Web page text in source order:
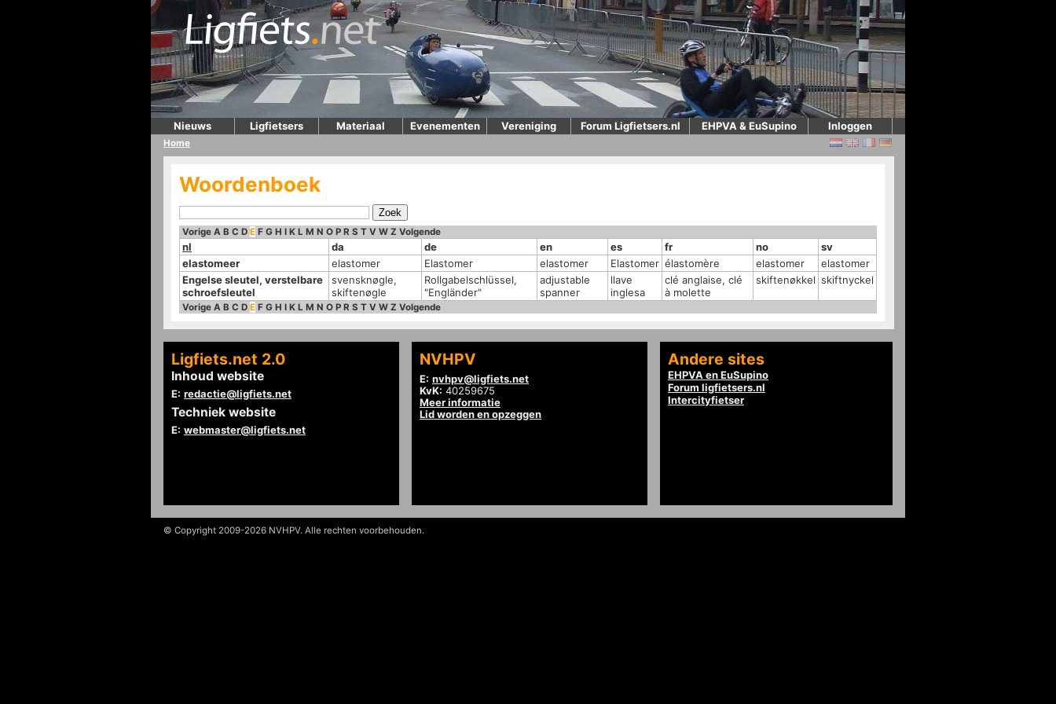
Nieuws Ligfietsers Materiaal Evenementen Vereniging Forum Ligfietsers.nl EHPVA & EuSupino Inloggen
Home
Woordenboek
Vorige A B C D E F G H I K L M N O P R S T V W Z Volgende
nl da de en es fr no
sv
elastomeer
elastomer Elastomer elastomer Elastomer élastomère elastomer
elastomer
Engelse sleutel, verstelbare
schroefsleutel
svensknøgle,
skiftenøgle
Rollgabelschlüssel,
"Engländer"
adjustable
spanner
llave
inglesa
clé anglaise, clé
à molette
skiftenøkkel skiftnyckel
Vorige A B C D E F G H I K L M N O P R S T V W Z Volgende
Ligfiets.net 2.0
Inhoud website
E: redactie@ligfiets.net
Techniek website
E: webmaster@ligfiets.net
NVHPV
E: nvhpv@ligfiets.net
KvK: 40259675
Meer informatie
Lid worden en opzeggen
Andere sites
EHPVA en EuSupino
Forum ligfietsers.nl
Intercityfietser
© Copyright 2009-2026 NVHPV. Alle rechten voorbehouden.